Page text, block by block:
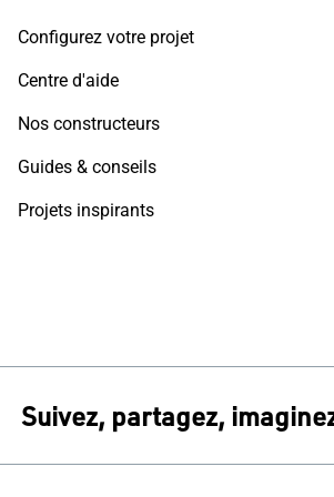
Configurez votre projet
Centre d'aide
Nos constructeurs
Guides & conseils
Projets inspirants
Suivez, partagez,